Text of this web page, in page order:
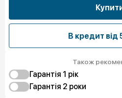
В кредит від
Також
Гарантія 1 рiк
Чистий спокій
Гарантія 2 роки